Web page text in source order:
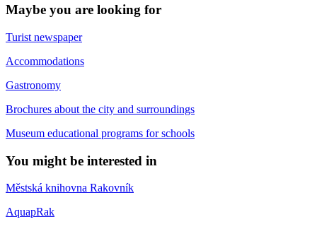
Maybe you are looking for
Turist newspaper
Accommodations
Gastronomy
Brochures about the city and surroundings
Museum educational programs for schools
You might be interested in
Městská knihovna Rakovník
AquapRak